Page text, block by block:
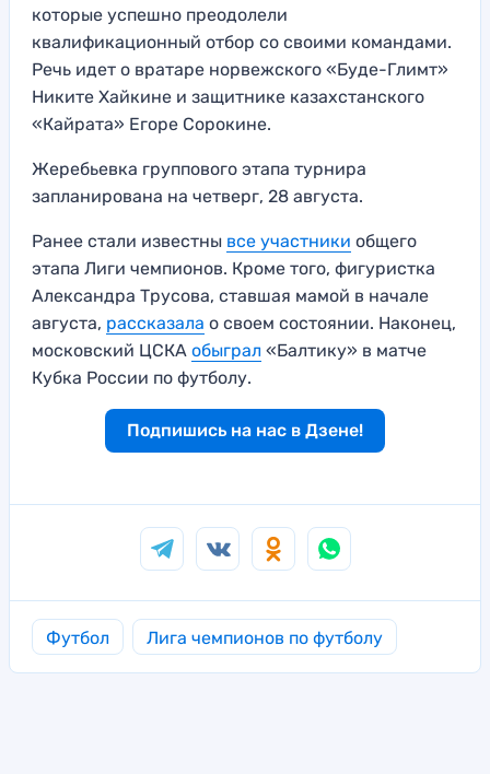
которые успешно преодолели
квалификационный отбор со своими командами.
Речь идет о вратаре норвежского «Буде-Глимт»
Никите Хайкине и защитнике казахстанского
«Кайрата» Егоре Сорокине.
Жеребьевка группового этапа турнира
запланирована на четверг, 28 августа.
Ранее стали известны все участники общего
этапа Лиги чемпионов. Кроме того, фигуристка
Александра Трусова, ставшая мамой в начале
августа, рассказала о своем состоянии. Наконец,
московский ЦСКА обыграл «Балтику» в матче
Кубка России по футболу.
Подпишись на нас в Дзене!
Футбол Лига чемпионов по футболу